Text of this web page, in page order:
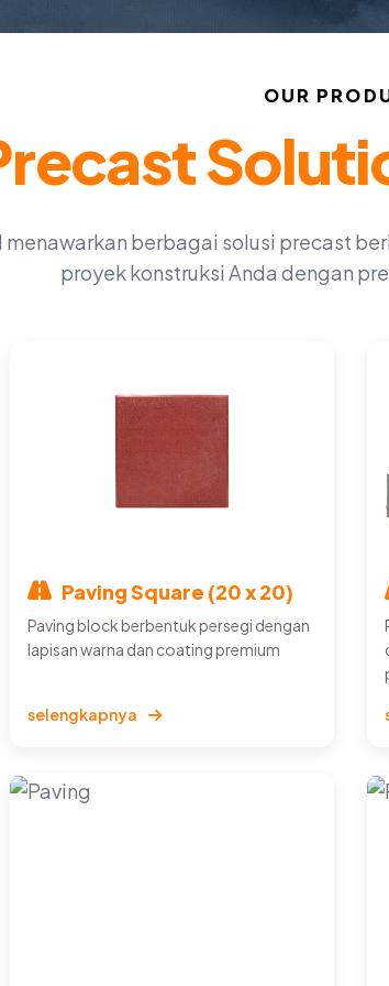
OUR
menawarkan berbagai solusi precast
proyek konstruksi Anda dengan
Paving Square (20 x 20)
Paving block berbentuk persegi dengan
lapisan warna dan coating premium
selengkapnya